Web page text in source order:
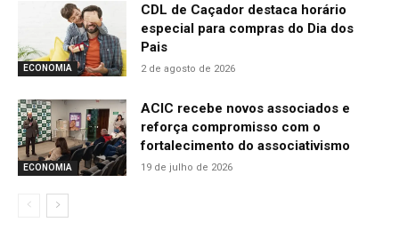
ECONOMIA
CDL de Caçador destaca horário
especial para compras do Dia dos
Pais
2 de agosto de 2026
ECONOMIA
ACIC recebe novos associados e
reforça compromisso com o
fortalecimento do associativismo
19 de julho de 2026